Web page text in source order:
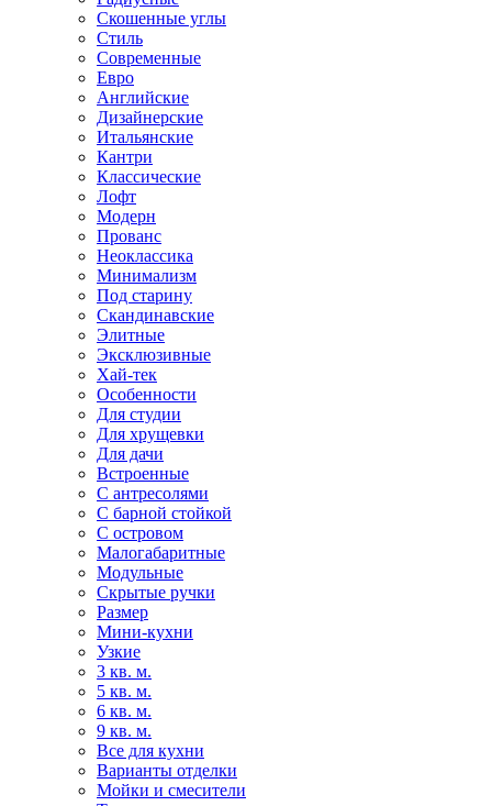
Скошенные углы
Стиль
Современные
Евро
Английские
Дизайнерские
Итальянские
Кантри
Классические
Лофт
Модерн
Прованс
Неоклассика
Минимализм
Под старину
Скандинавские
Элитные
Эксклюзивные
Хай-тек
Особенности
Для студии
Для хрущевки
Для дачи
Встроенные
С антресолями
С барной стойкой
С островом
Малогабаритные
Модульные
Скрытые ручки
Размер
Мини-кухни
Узкие
3 кв. м.
5 кв. м.
6 кв. м.
9 кв. м.
Все для кухни
Варианты отделки
Мойки и смесители